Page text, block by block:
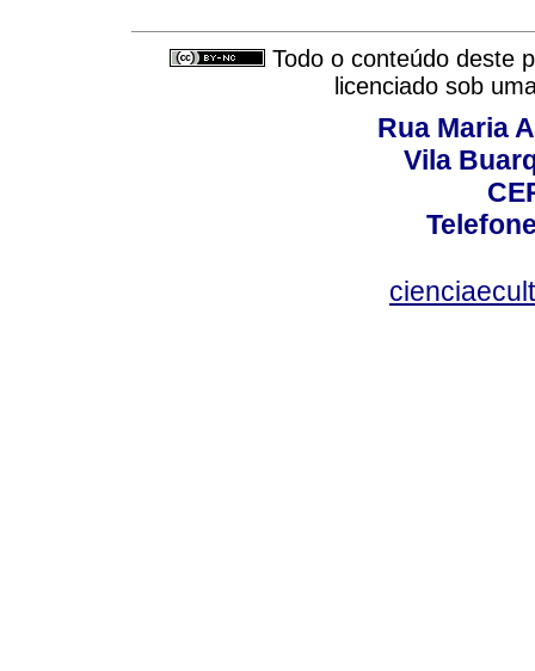
Todo o conteúdo deste
licenciado sob
Rua Maria
Vila